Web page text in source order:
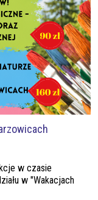
w czasie
w "Wakacjach